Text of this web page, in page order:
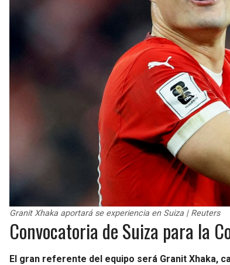
Granit Xhaka aportará se experiencia en Suiza | Reuters
Convocatoria de Suiza para la
El gran referente del equipo será Granit Xhaka,